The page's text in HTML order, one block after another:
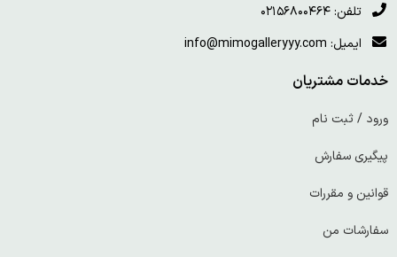
تلفن: ۰۲۱۵۶۸۰۰۴۶۴
ایمیل: info@mimogalleryyy.com
خدمات مشتریان
ورود / ثبت نام
پیگیری سفارش
قوانین و مقررات
سفارشات من